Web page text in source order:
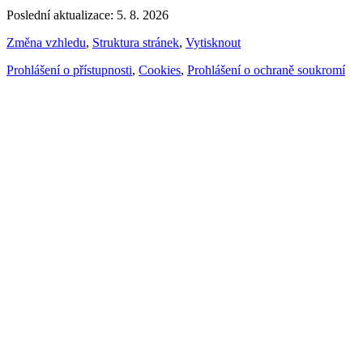
Poslední aktualizace: 5. 8. 2026
Změna vzhledu, Struktura stránek, Vytisknout
Prohlášení o přístupnosti, Cookies, Prohlášení o ochraně soukromí